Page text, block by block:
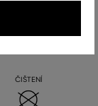
ČIŠTENÍ